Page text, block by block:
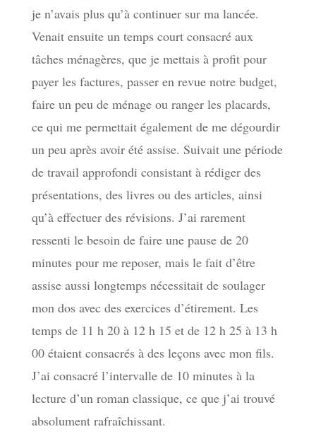
je n’avais plus qu’à continuer sur ma lancée.
Venait ensuite un temps court consacré aux
tâches ménagères, que je mettais à profit pour
payer les factures, passer en revue notre budget,
faire un peu de ménage ou ranger les placards,
ce qui me permettait également de me dégourdir
un peu après avoir été assise. Suivait une période
de travail approfondi consistant à rédiger des
présentations, des livres ou des articles, ainsi
qu’à effectuer des révisions. J’ai rarement
ressenti le besoin de faire une pause de 20
minutes pour me reposer, mais le fait d’être
assise aussi longtemps nécessitait de soulager
mon dos avec des exercices d’étirement. Les
temps de 11 h 20 à 12 h 15 et de 12 h 25 à 13 h
00 étaient consacrés à des leçons avec mon fils.
J’ai consacré l’intervalle de 10 minutes à la
lecture d’un roman classique, ce que j’ai trouvé
absolument rafraîchissant.